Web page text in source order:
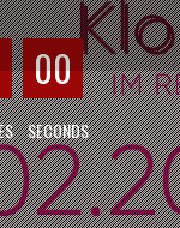
00
SECONDS